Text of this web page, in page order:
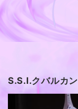
S.S.I.クバルカン